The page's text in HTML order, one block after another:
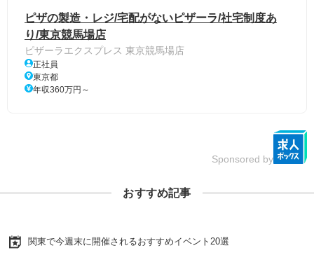
ピザの製造・レジ/宅配がないピザーラ/社宅制度あ
り/東京競馬場店
ピザーラエクスプレス 東京競馬場店
正社員
東京都
年収360万円～
Sponsored by
おすすめ記事
関東で今週末に開催されるおすすめイベント20選